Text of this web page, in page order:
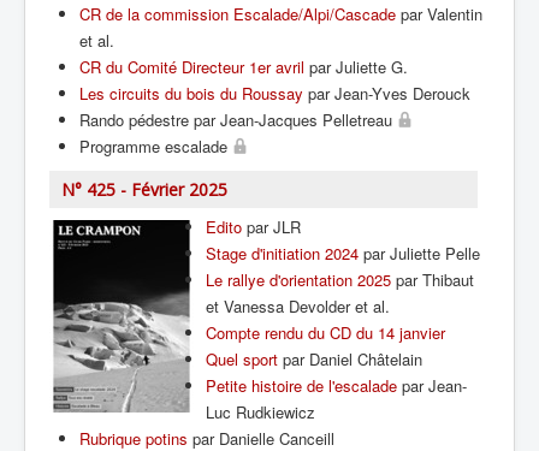
CR de la commission Escalade/Alpi/Cascade par Valentin
et al.
CR du Comité Directeur 1er avril par Juliette G.
Les circuits du bois du Roussay par Jean-Yves Derouck
Rando pédestre par Jean-Jacques Pelletreau
Programme escalade
N° 425 - Février 2025
Edito par JLR
Stage d'initiation 2024 par Juliette Pelle
Le rallye d'orientation 2025 par Thibaut
et Vanessa Devolder et al.
Compte rendu du CD du 14 janvier
Quel sport par Daniel Châtelain
Petite histoire de l'escalade par Jean-
Luc Rudkiewicz
Rubrique potins par Danielle Canceill